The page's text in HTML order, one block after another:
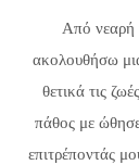
Από νεαρή
ακολουθήσω
θετικά τις
πάθος με
επιτρέποντάς